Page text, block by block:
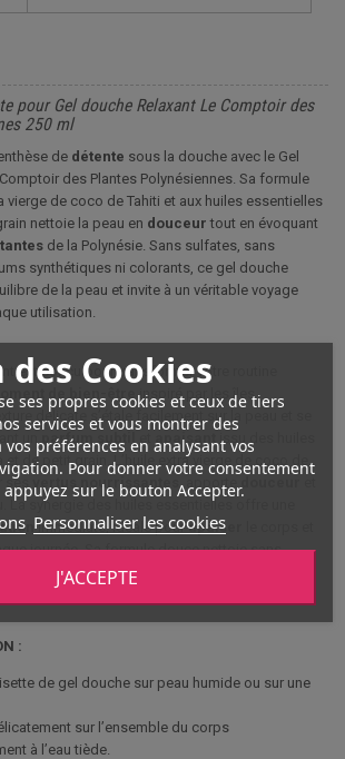
des Cookies
ses propres cookies et ceux de tiers
services et vous montrer des
préférences en analysant vos
Pour donner votre consentement
sur le bouton Accepter.
Personnaliser les cookies
J'ACCEPTE
pour Gel douche Relaxant Le Comptoir des
250 ml
de détente sous la douche avec le Gel
des Plantes Polynésiennes . Sa formule
vierge de coco de Tahiti et aux huiles essentielles
nettoie la peau en douceur tout en évoquant
de la Polynésie. Sans sulfates, sans
synthétiques ni colorants, ce gel douche
de la peau et invite à un véritable voyage
utilisation.
est conçu pour transformer votre routine
de bien-être
inspiré par les îles
délicate s’étale facilement sur la peau et se
un
parfum apaisant
issu des huiles
et de petit grain. L’huile extra vierge de coco de
ses
nourrissantes , apporte
La synergie des huiles essentielles offre une
immédiate, idéale pourapaiser
journée. Sa formule douce nettoie sans
les couches superficielles de l'épiderme,
l’élasticité cutanée.
:
de gel douche sur peau humide ou sur une
sur l’ensemble du corps
à l’eau tiède.